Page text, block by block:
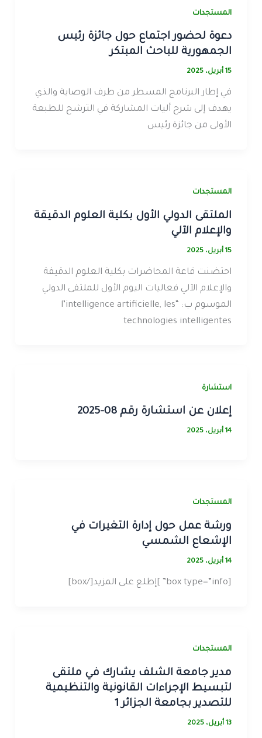
المستجدات
دعوة لحضور اجتماع حول جائزة رئيس
الجمهورية للباحث المبتكر
15 أبريل، 2025
في إطار البرنامج المسطر من طرف الوصاية والذي
يهدف إلى شرح أليات المشاركة في الترشح للطبعة
الأولى من جائزة رئيس
المستجدات
الملتقى الدولي الأول بكلية العلوم الدقيقة
والإعلام الآلي
15 أبريل، 2025
احتضنت قاعة المحاضرات بكلية العلوم الدقيقة
والإعلام الآلي فعاليات اليوم الأول للملتقى الدولي
الموسوم ب: “l’intelligence artificielle, les
technologies intelligentes
استشارة
إعلان عن استشارة رقم 08-2025
14 أبريل، 2025
المستجدات
ورشة عمل حول إدارة التغيرات في
الإشعاع الشمسي
14 أبريل، 2025
[box type=”info” ]إطلع على المزيد[/box]
المستجدات
مدير جامعة الشلف يشارك في ملتقى
لتبسيط الإجراءات القانونية والتنظيمية
للتصدير بجامعة الجزائر 1
13 أبريل، 2025